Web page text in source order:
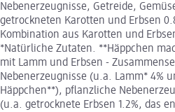
Nebenerzeugnisse, Getreide,
getrockneten Karotten und Erbsen
Kombination aus Karotten und
*Natürliche Zutaten. **Häppchen
mit Lamm und Erbsen -
Nebenerzeugnisse (u.a. Lamm* 4%
Häppchen**), pflanzliche
(u.a. getrocknete Erbsen 1.2%, das